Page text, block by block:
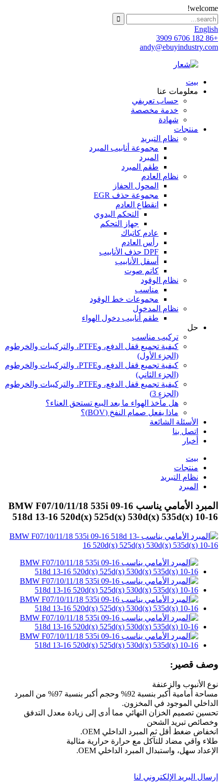
welcome!
English
+86 182 6706 3909
andy@ebuyindustry.com
بيت
معلومات عنا
حساب تعريفي
خدمة مخصصة
شهادة
منتجات
نظام التبريد
مجموعة أنابيب المبرد
المبرد
طقم المبرد
نظام العادم
المحول الحفاز
مجموعة حذف EGR
انقطاع العادم
التحكم اليدوي
جهاز التحكم
عادم كاتباك
رأس العادم
DPF حذف الأنابيب
أسفل الأنابيب
كاتم صوت
نظام الوقود
مناسب
مجموعات خط الوقود
نظام المدخول
طقم أنابيب دخول الهواء
حل
تركيب مناسب
كيفية تجميع قفل الدفع، وPTFE، والتركيبات والخرطوم
(الجزء الأول)
كيفية تجميع قفل الدفع، وPTFE، والتركيبات والخرطوم
(الجزء الثاني)
كيفية تجميع قفل الدفع، وPTFE، والتركيبات والخرطوم
(الجزء 3)
هل مآخذ الهواء ما بعد البيع تستحق العناء؟
ماذا يفعل صمام النفخ (BOV)؟
الأسئلة الشائعة
اتصل بنا
أخبار
بيت
منتجات
نظام التبريد
المبرد
المبرد الأمامي يناسب BMW F07/10/11/18 535i 09-16
518d 13-16 520d(x) 525d(x) 530d(x) 535d(x) 10-16
وصف قصير:
نوع الأنبوب والزعنفة
مساحة أمامية أكبر بنسبة 92% وحجم أكبر بنسبة 97% من المبرد
الداخلي الموجود في المخزون.
تحسين تصميم الخزان النهائي مما أدى إلى زيادة معدل التدفق
وخصائص تبريد الشحن
انخفاض ضغط أقل ثم المبرد الداخلي OEM.
طلاء واقي مضاد للتآكل مع حرارة حرارية مثالية
الإعداد سهل، واستبدال المبرد الداخلي OEM.
إرسال البريد الإلكتروني لنا